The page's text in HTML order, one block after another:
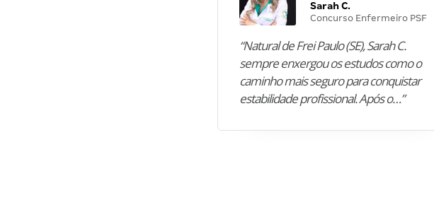
Sarah C.
Concurso Enfermeiro PSF
“Natural de Frei Paulo (SE), Sarah C.
sempre enxergou os estudos como o
caminho mais seguro para conquistar
estabilidade profissional. Após o…”